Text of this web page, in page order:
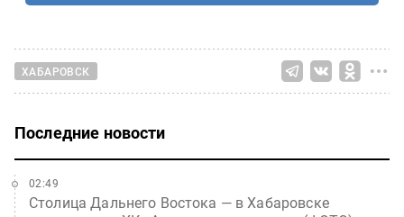
ХАБАРОВСК
Последние новости
Столица Дальнего Востока — в Хабаровске
02:49